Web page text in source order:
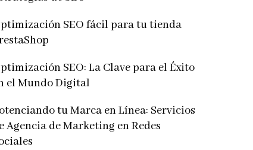
SEO fácil para tu tienda
SEO: La Clave para el Éxito
el Mundo Digital
tu Marca en Línea: Servicios
Agencia de Marketing en Redes